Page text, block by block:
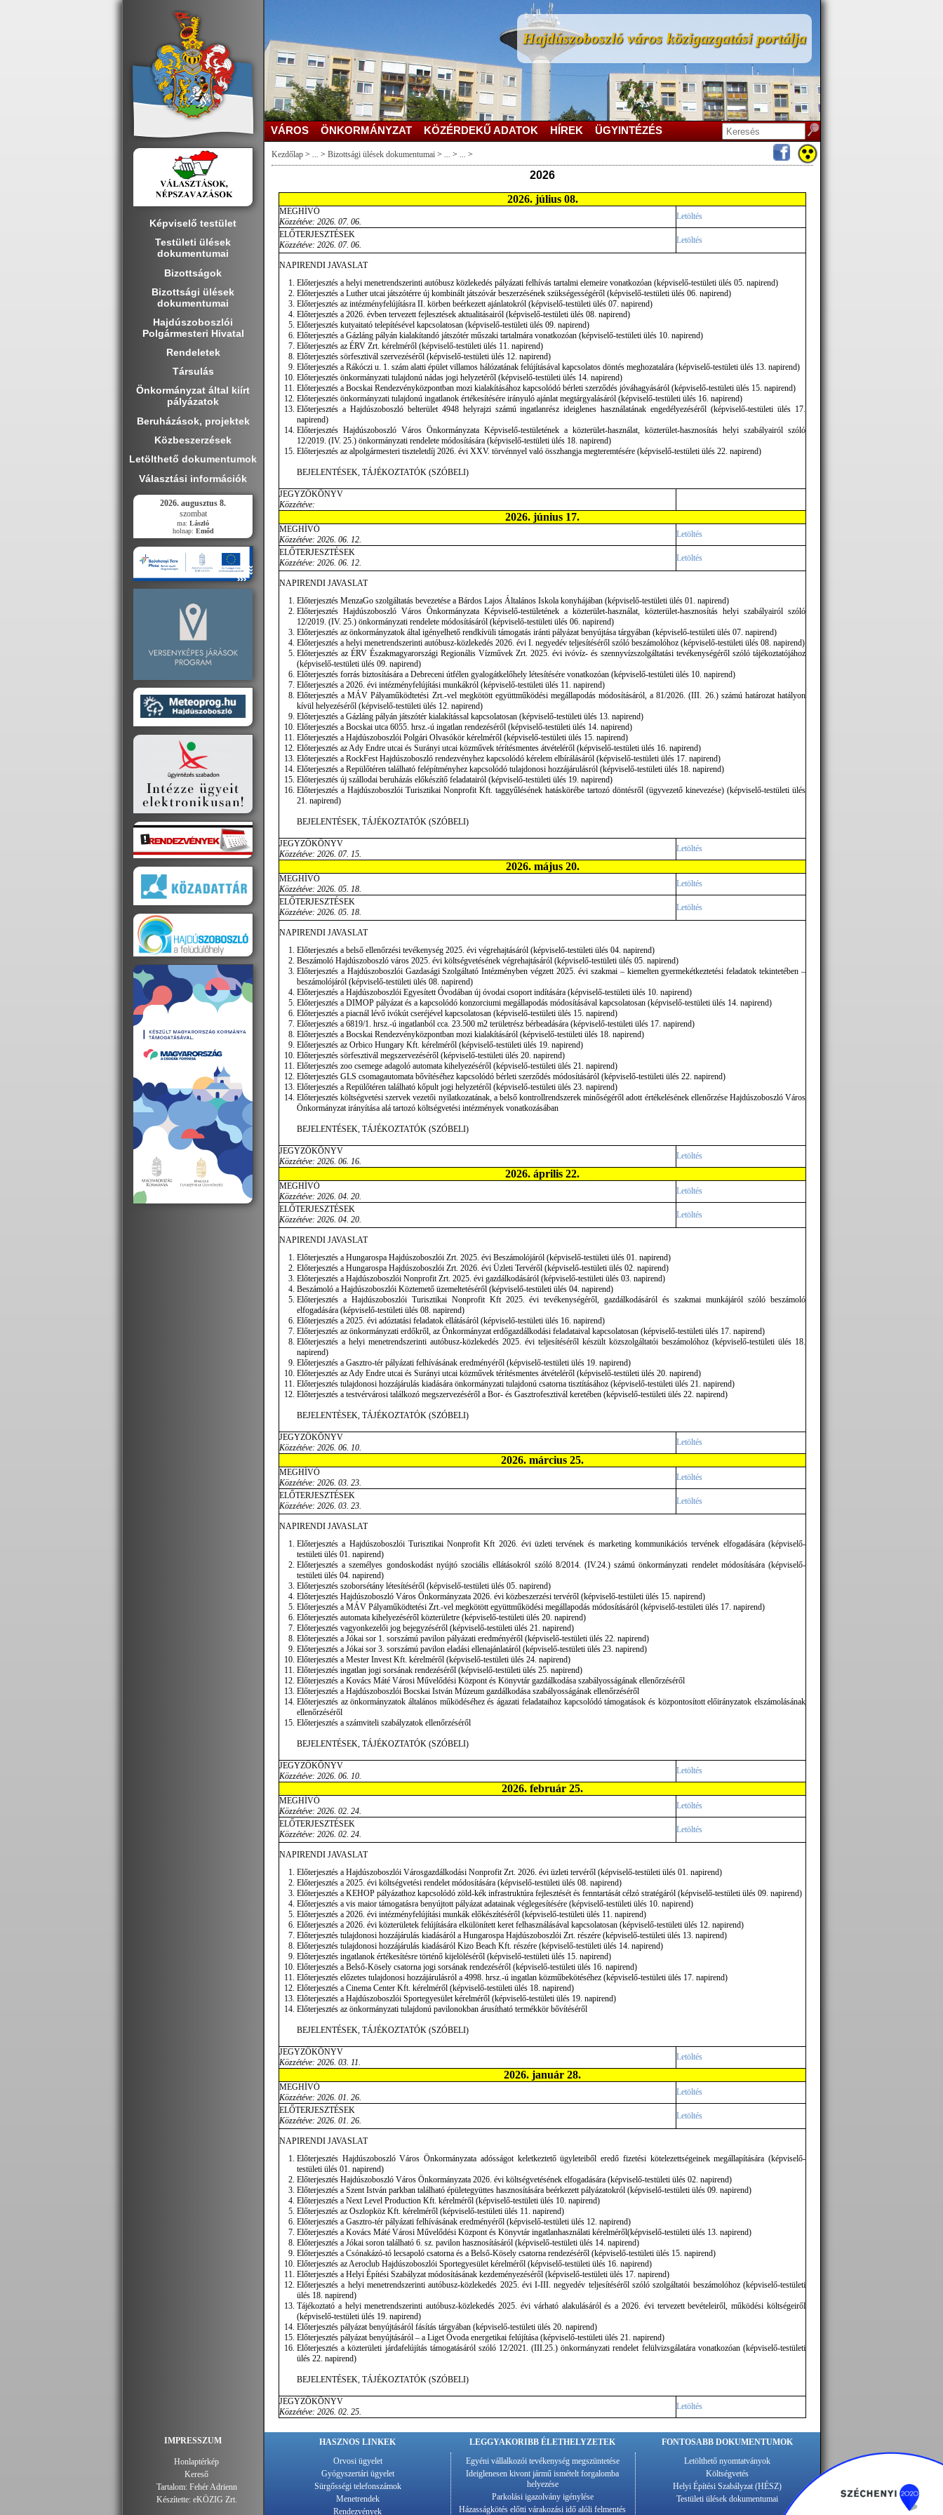
Képviselő testület
Testületi ülések
dokumentumai
Bizottságok
Bizottsági ülések
dokumentumai
Hajdúszoboszlói
Polgármesteri Hivatal
Rendeletek
Társulás
Önkormányzat által kiírt
pályázatok
Beruházások, projektek
Közbeszerzések
Letölthető dokumentumok
Választási információk
2026. augusztus 8.
szombat
ma: László
holnap: Emőd
Hajdúszoboszló város közigazgatási portálja
VÁROS ÖNKORMÁNYZAT KÖZÉRDEKŰ ADATOK HÍREK ÜGYINTÉZÉS
Kezdőlap > ... > Bizottsági ülések dokumentumai > ... > ... >
2026
2026. július 08.
MEGHÍVÓ
Közzétéve: 2026. 07. 06.
Letöltés
ELŐTERJESZTÉSEK
Közzétéve: 2026. 07. 06.
Letöltés
NAPIRENDI JAVASLAT
Előterjesztés a helyi menetrendszerinti autóbusz közlekedés pályázati felhívás tartalmi elemeire vonatkozóan (képviselő-testületi ülés 05. napirend)
Előterjesztés a Luther utcai játszótérre új kombinált játszóvár beszerzésének szükségességéről (képviselő-testületi ülés 06. napirend)
Előterjesztés az intézményfelújításra II. körben beérkezett ajánlatokról (képviselő-testületi ülés 07. napirend)
Előterjesztés a 2026. évben tervezett fejlesztések aktualitásairól (képviselő-testületi ülés 08. napirend)
Előterjesztés kutyaitató telepítésével kapcsolatosan (képviselő-testületi ülés 09. napirend)
Előterjesztés a Gázláng pályán kialakítandó játszótér műszaki tartalmára vonatkozóan (képviselő-testületi ülés 10. napirend)
Előterjesztés az ÉRV Zrt. kérelméről (képviselő-testületi ülés 11. napirend)
Előterjesztés sörfesztivál szervezéséről (képviselő-testületi ülés 12. napirend)
Előterjesztés a Rákóczi u. 1. szám alatti épület villamos hálózatának felújításával kapcsolatos döntés meghozatalára (képviselő-testületi ülés 13. napirend)
Előterjesztés önkormányzati tulajdonú nádas jogi helyzetéről (képviselő-testületi ülés 14. napirend)
Előterjesztés a Bocskai Rendezvényközpontban mozi kialakításához kapcsolódó bérleti szerződés jóváhagyásáról (képviselő-testületi ülés 15. napirend)
Előterjesztés önkormányzati tulajdonú ingatlanok értékesítésére irányuló ajánlat megtárgyalásáról (képviselő-testületi ülés 16. napirend)
Előterjesztés a Hajdúszoboszló belterület 4948 helyrajzi számú ingatlanrész ideiglenes használatának engedélyezéséről (képviselő-testületi ülés 17.
napirend)
Előterjesztés Hajdúszoboszló Város Önkormányzata Képviselő-testületének a közterület-használat, közterület-hasznosítás helyi szabályairól szóló
12/2019. (IV. 25.) önkormányzati rendelete módosítására (képviselő-testületi ülés 18. napirend)
Előterjesztés az alpolgármesteri tiszteletdíj 2026. évi XXV. törvénnyel való összhangja megteremtésére (képviselő-testületi ülés 22. napirend)
BEJELENTÉSEK, TÁJÉKOZTATÓK (SZÓBELI)
JEGYZŐKÖNYV
Közzétéve:
2026. június 17.
MEGHÍVÓ
Közzétéve: 2026. 06. 12.
Letöltés
ELŐTERJESZTÉSEK
Közzétéve: 2026. 06. 12.
Letöltés
NAPIRENDI JAVASLAT
Előterjesztés MenzaGo szolgáltatás bevezetése a Bárdos Lajos Általános Iskola konyhájában (képviselő-testületi ülés 01. napirend)
Előterjesztés Hajdúszoboszló Város Önkormányzata Képviselő-testületének a közterület-használat, közterület-hasznosítás helyi szabályairól szóló
12/2019. (IV. 25.) önkormányzati rendelete módosításáról (képviselő-testületi ülés 06. napirend)
Előterjesztés az önkormányzatok által igényelhető rendkívüli támogatás iránti pályázat benyújtása tárgyában (képviselő-testületi ülés 07. napirend)
Előterjesztés a helyi menetrendszerinti autóbusz-közlekedés 2026. évi I. negyedév teljesítéséről szóló beszámolóhoz (képviselő-testületi ülés 08. napirend)
Előterjesztés az ÉRV Északmagyarországi Regionális Vízművek Zrt. 2025. évi ivóvíz- és szennyvízszolgáltatási tevékenységéről szóló tájékoztatójához
(képviselő-testületi ülés 09. napirend)
Előterjesztés forrás biztosítására a Debreceni útfélen gyalogátkelőhely létesítésére vonatkozóan (képviselő-testületi ülés 10. napirend)
Előterjesztés a 2026. évi intézményfelújítási munkákról (képviselő-testületi ülés 11. napirend)
Előterjesztés a MÁV Pályaműködtetési Zrt.-vel megkötött együttműködési megállapodás módosításáról, a 81/2026. (III. 26.) számú határozat hatályon
kívül helyezéséről (képviselő-testületi ülés 12. napirend)
Előterjesztés a Gázláng pályán játszótér kialakítással kapcsolatosan (képviselő-testületi ülés 13. napirend)
Előterjesztés a Bocskai utca 6055. hrsz.-ú ingatlan rendezéséről (képviselő-testületi ülés 14. napirend)
Előterjesztés a Hajdúszoboszlói Polgári Olvasókör kérelméről (képviselő-testületi ülés 15. napirend)
Előterjesztés az Ady Endre utcai és Surányi utcai közművek térítésmentes átvételéről (képviselő-testületi ülés 16. napirend)
Előterjesztés a RockFest Hajdúszoboszló rendezvényhez kapcsolódó kérelem elbírálásáról (képviselő-testületi ülés 17. napirend)
Előterjesztés a Repülőtéren található felépítményhez kapcsolódó tulajdonosi hozzájárulásról (képviselő-testületi ülés 18. napirend)
Előterjesztés új szállodai beruházás előkészítő feladatairól (képviselő-testületi ülés 19. napirend)
Előterjesztés a Hajdúszoboszlói Turisztikai Nonprofit Kft. taggyűlésének hatáskörébe tartozó döntésről (ügyvezető kinevezése) (képviselő-testületi ülés
21. napirend)
BEJELENTÉSEK, TÁJÉKOZTATÓK (SZÓBELI)
JEGYZŐKÖNYV
Közzétéve: 2026. 07. 15.
Letöltés
2026. május 20.
MEGHÍVÓ
Közzétéve: 2026. 05. 18.
Letöltés
ELŐTERJESZTÉSEK
Közzétéve: 2026. 05. 18.
Letöltés
NAPIRENDI JAVASLAT
Előterjesztés a belső ellenőrzési tevékenység 2025. évi végrehajtásáról (képviselő-testületi ülés 04. napirend)
Beszámoló Hajdúszoboszló város 2025. évi költségvetésének végrehajtásáról (képviselő-testületi ülés 05. napirend)
Előterjesztés a Hajdúszoboszlói Gazdasági Szolgáltató Intézményben végzett 2025. évi szakmai – kiemelten gyermekétkeztetési feladatok tekintetében –
beszámolójáról (képviselő-testületi ülés 08. napirend)
Előterjesztés a Hajdúszoboszlói Egyesített Óvodában új óvodai csoport indítására (képviselő-testületi ülés 10. napirend)
Előterjesztés a DIMOP pályázat és a kapcsolódó konzorciumi megállapodás módosításával kapcsolatosan (képviselő-testületi ülés 14. napirend)
Előterjesztés a piacnál lévő ivókút cseréjével kapcsolatosan (képviselő-testületi ülés 15. napirend)
Előterjesztés a 6819/1. hrsz.-ú ingatlanból cca. 23.500 m2 területrész bérbeadására (képviselő-testületi ülés 17. napirend)
Előterjesztés a Bocskai Rendezvényközpontban mozi kialakításáról (képviselő-testületi ülés 18. napirend)
Előterjesztés az Orbico Hungary Kft. kérelméről (képviselő-testületi ülés 19. napirend)
Előterjesztés sörfesztivál megszervezéséről (képviselő-testületi ülés 20. napirend)
Előterjesztés zoo csemege adagoló automata kihelyezéséről (képviselő-testületi ülés 21. napirend)
Előterjesztés GLS csomagautomata bővítéséhez kapcsolódó bérleti szerződés módosításáról (képviselő-testületi ülés 22. napirend)
Előterjesztés a Repülőtéren található kőpult jogi helyzetéről (képviselő-testületi ülés 23. napirend)
Előterjesztés költségvetési szervek vezetői nyilatkozatának, a belső kontrollrendszerek minőségéről adott értékelésének ellenőrzése Hajdúszoboszló Város
Önkormányzat irányítása alá tartozó költségvetési intézmények vonatkozásában
BEJELENTÉSEK, TÁJÉKOZTATÓK (SZÓBELI)
JEGYZŐKÖNYV
Közzétéve: 2026. 06. 16.
Letöltés
2026. április 22.
MEGHÍVÓ
Közzétéve: 2026. 04. 20.
Letöltés
ELŐTERJESZTÉSEK
Közzétéve: 2026. 04. 20.
Letöltés
NAPIRENDI JAVASLAT
Előterjesztés a Hungarospa Hajdúszoboszlói Zrt. 2025. évi Beszámolójáról (képviselő-testületi ülés 01. napirend)
Előterjesztés a Hungarospa Hajdúszoboszlói Zrt. 2026. évi Üzleti Tervéről (képviselő-testületi ülés 02. napirend)
Előterjesztés a Hajdúszoboszlói Nonprofit Zrt. 2025. évi gazdálkodásáról (képviselő-testületi ülés 03. napirend)
Beszámoló a Hajdúszoboszlói Köztemető üzemeltetéséről (képviselő-testületi ülés 04. napirend)
Előterjesztés a Hajdúszoboszlói Turisztikai Nonprofit Kft 2025. évi tevékenységéről, gazdálkodásáról és szakmai munkájáról szóló beszámoló
elfogadására (képviselő-testületi ülés 08. napirend)
Előterjesztés a 2025. évi adóztatási feladatok ellátásáról (képviselő-testületi ülés 16. napirend)
Előterjesztés az önkormányzati erdőkről, az Önkormányzat erdőgazdálkodási feladataival kapcsolatosan (képviselő-testületi ülés 17. napirend)
Előterjesztés a helyi menetrendszerinti autóbusz-közlekedés 2025. évi teljesítéséről készült közszolgáltatói beszámolóhoz (képviselő-testületi ülés 18.
napirend)
Előterjesztés a Gasztro-tér pályázati felhívásának eredményéről (képviselő-testületi ülés 19. napirend)
Előterjesztés az Ady Endre utcai és Surányi utcai közművek térítésmentes átvételéről (képviselő-testületi ülés 20. napirend)
Előterjesztés tulajdonosi hozzájárulás kiadására önkormányzati tulajdonú csatorna tisztításához (képviselő-testületi ülés 21. napirend)
Előterjesztés a testvérvárosi találkozó megszervezéséről a Bor- és Gasztrofesztivál keretében (képviselő-testületi ülés 22. napirend)
BEJELENTÉSEK, TÁJÉKOZTATÓK (SZÓBELI)
JEGYZŐKÖNYV
Közzétéve: 2026. 06. 10.
Letöltés
2026. március 25.
MEGHÍVÓ
Közzétéve: 2026. 03. 23.
Letöltés
ELŐTERJESZTÉSEK
Közzétéve: 2026. 03. 23.
Letöltés
NAPIRENDI JAVASLAT
Előterjesztés a Hajdúszoboszlói Turisztikai Nonprofit Kft 2026. évi üzleti tervének és marketing kommunikációs tervének elfogadására (képviselő-
testületi ülés 01. napirend)
Előterjesztés a személyes gondoskodást nyújtó szociális ellátásokról szóló 8/2014. (IV.24.) számú önkormányzati rendelet módosítására (képviselő-
testületi ülés 04. napirend)
Előterjesztés szoborsétány létesítéséről (képviselő-testületi ülés 05. napirend)
Előterjesztés Hajdúszoboszló Város Önkormányzata 2026. évi közbeszerzési tervéről (képviselő-testületi ülés 15. napirend)
Előterjesztés a MÁV Pályaműködtetési Zrt.-vel megkötött együttműködési megállapodás módosításáról (képviselő-testületi ülés 17. napirend)
Előterjesztés automata kihelyezéséről közterületre (képviselő-testületi ülés 20. napirend)
Előterjesztés vagyonkezelői jog bejegyzéséről (képviselő-testületi ülés 21. napirend)
Előterjesztés a Jókai sor 1. sorszámú pavilon pályázati eredményéről (képviselő-testületi ülés 22. napirend)
Előterjesztés a Jókai sor 3. sorszámú pavilon eladási ellenajánlatáról (képviselő-testületi ülés 23. napirend)
Előterjesztés a Mester Invest Kft. kérelméről (képviselő-testületi ülés 24. napirend)
Előterjesztés ingatlan jogi sorsának rendezéséről (képviselő-testületi ülés 25. napirend)
Előterjesztés a Kovács Máté Városi Művelődési Központ és Könyvtár gazdálkodása szabályosságának ellenőrzéséről
Előterjesztés a Hajdúszoboszlói Bocskai István Múzeum gazdálkodása szabályosságának ellenőrzéséről
Előterjesztés az önkormányzatok általános működéséhez és ágazati feladataihoz kapcsolódó támogatások és központosított előirányzatok elszámolásának
ellenőrzéséről
Előterjesztés a számviteli szabályzatok ellenőrzéséről
BEJELENTÉSEK, TÁJÉKOZTATÓK (SZÓBELI)
JEGYZŐKÖNYV
Közzétéve: 2026. 06. 10.
Letöltés
2026. február 25.
MEGHÍVÓ
Közzétéve: 2026. 02. 24.
Letöltés
ELŐTERJESZTÉSEK
Közzétéve: 2026. 02. 24.
Letöltés
NAPIRENDI JAVASLAT
Előterjesztés a Hajdúszoboszlói Városgazdálkodási Nonprofit Zrt. 2026. évi üzleti tervéről (képviselő-testületi ülés 01. napirend)
Előterjesztés a 2025. évi költségvetési rendelet módosítására (képviselő-testületi ülés 08. napirend)
Előterjesztés a KEHOP pályázathoz kapcsolódó zöld-kék infrastruktúra fejlesztését és fenntartását célzó stratégáról (képviselő-testületi ülés 09. napirend)
Előterjesztés a vis maior támogatásra benyújtott pályázat adatainak véglegesítésére (képviselő-testületi ülés 10. napirend)
Előterjesztés a 2026. évi intézményfelújítási munkák előkészítéséről (képviselő-testületi ülés 11. napirend)
Előterjesztés a 2026. évi közterületek felújítására elkülönített keret felhasználásával kapcsolatosan (képviselő-testületi ülés 12. napirend)
Előterjesztés tulajdonosi hozzájárulás kiadásáról a Hungarospa Hajdúszoboszlói Zrt. részére (képviselő-testületi ülés 13. napirend)
Előterjesztés tulajdonosi hozzájárulás kiadásáról Kizo Beach Kft. részére (képviselő-testületi ülés 14. napirend)
Előterjesztés ingatlanok értékesítésre történő kijelöléséről (képviselő-testületi ülés 15. napirend)
Előterjesztés a Belső-Kösely csatorna jogi sorsának rendezéséről (képviselő-testületi ülés 16. napirend)
Előterjesztés előzetes tulajdonosi hozzájárulásról a 4998. hrsz.-ú ingatlan közműbekötéséhez (képviselő-testületi ülés 17. napirend)
Előterjesztés a Cinema Center Kft. kérelméről (képviselő-testületi ülés 18. napirend)
Előterjesztés a Hajdúszoboszlói Sportegyesület kérelméről (képviselő-testületi ülés 19. napirend)
Előterjesztés az önkormányzati tulajdonú pavilonokban árusítható termékkör bővítéséről
BEJELENTÉSEK, TÁJÉKOZTATÓK (SZÓBELI)
JEGYZŐKÖNYV
Közzétéve: 2026. 03. 11.
Letöltés
2026. január 28.
MEGHÍVÓ
Közzétéve: 2026. 01. 26.
Letöltés
ELŐTERJESZTÉSEK
Közzétéve: 2026. 01. 26.
Letöltés
NAPIRENDI JAVASLAT
Előterjesztés Hajdúszoboszló Város Önkormányzata adósságot keletkeztető ügyleteiből eredő fizetési kötelezettségeinek megállapítására (képviselő-
testületi ülés 01. napirend)
Előterjesztés Hajdúszoboszló Város Önkormányzata 2026. évi költségvetésének elfogadására (képviselő-testületi ülés 02. napirend)
Előterjesztés a Szent István parkban található épületegyüttes hasznosítására beérkezett pályázatokról (képviselő-testületi ülés 09. napirend)
Előterjesztés a Next Level Production Kft. kérelméről (képviselő-testületi ülés 10. napirend)
Előterjesztés az Oszlopköz Kft. kérelméről (képviselő-testületi ülés 11. napirend)
Előterjesztés a Gasztro-tér pályázati felhívásának eredményéről (képviselő-testületi ülés 12. napirend)
Előterjesztés a Kovács Máté Városi Művelődési Központ és Könyvtár ingatlanhasználati kérelméről(képviselő-testületi ülés 13. napirend)
Előterjesztés a Jókai soron található 6. sz. pavilon hasznosításáról (képviselő-testületi ülés 14. napirend)
Előterjesztés a Csónakázó-tó lecsapoló csatorna és a Belső-Kösely csatorna rendezéséről (képviselő-testületi ülés 15. napirend)
Előterjesztés az Aeroclub Hajdúszoboszlói Sportegyesület kérelméről (képviselő-testületi ülés 16. napirend)
Előterjesztés a Helyi Építési Szabályzat módosításának kezdeményezéséről (képviselő-testületi ülés 17. napirend)
Előterjesztés a helyi menetrendszerinti autóbusz-közlekedés 2025. évi I-III. negyedév teljesítéséről szóló szolgáltatói beszámolóhoz (képviselő-testületi
ülés 18. napirend)
Tájékoztató a helyi menetrendszerinti autóbusz-közlekedés 2025. évi várható alakulásáról és a 2026. évi tervezett bevételeiről, működési költségeiről
(képviselő-testületi ülés 19. napirend)
Előterjesztés pályázat benyújtásáról fásítás tárgyában (képviselő-testületi ülés 20. napirend)
Előterjesztés pályázat benyújtásáról – a Liget Óvoda energetikai felújítása (képviselő-testületi ülés 21. napirend)
Előterjesztés a közterületi járdafelújítás támogatásáról szóló 12/2021. (III.25.) önkormányzati rendelet felülvizsgálatára vonatkozóan (képviselő-testületi
ülés 22. napirend)
BEJELENTÉSEK, TÁJÉKOZTATÓK (SZÓBELI)
JEGYZŐKÖNYV
Közzétéve: 2026. 02. 25.
Letöltés
IMPRESSZUM
Honlaptérkép
Kereső
Tartalom: Fehér Adrienn
Készítette: eKÖZIG Zrt.
HASZNOS LINKEK LEGGYAKORIBB ÉLETHELYZETEK
FONTOSABB DOKUMENTUMOK
Orvosi ügyelet
Gyógyszertári ügyelet
Sürgősségi telefonszámok
Menetrendek
Rendezvények
Egyéni vállalkozói tevékenység megszüntetése
Ideiglenesen kivont jármű ismételt forgalomba
helyezése
Parkolási igazolvány igénylése
Házasságkötés előtti várakozási idő alóli felmentés
Letölthető nyomtatványok
Költségvetés
Helyi Építési Szabályzat (HÉSZ)
Testületi ülések dokumentumai